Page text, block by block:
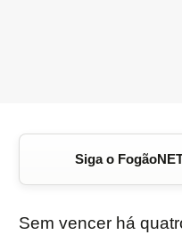
Siga o
Sem vencer há